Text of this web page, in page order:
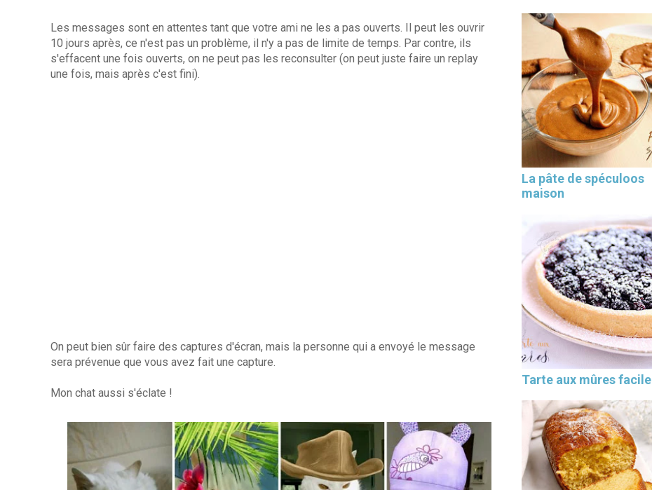
Les messages sont en attentes tant que votre ami ne les a pas ouverts. Il peut les ouvrir
10 jours après, ce n'est pas un problème, il n'y a pas de limite de temps. Par contre, ils
s'effacent une fois ouverts, on ne peut pas les reconsulter (on peut juste faire un replay
une fois, mais après c'est fini).
On peut bien sûr faire des captures d'écran, mais la personne qui a envoyé le message
sera prévenue que vous avez fait une capture.
Mon chat aussi s'éclate !
La pâte de spéculoos
maison
Tarte aux mûres facile
Les 30 outils indispensables
EN PÂTISSERIE